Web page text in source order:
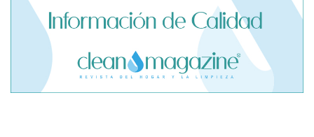
El cofundador de Noctorial adquiere Amadeux para